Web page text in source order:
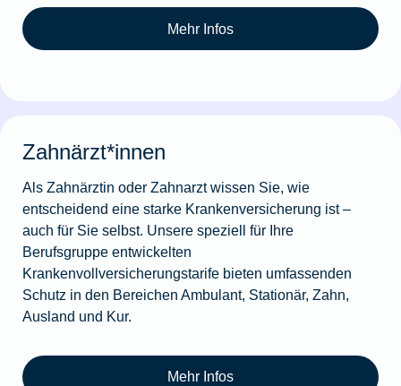
Mehr Infos
Zahnärzt*innen
Als Zahnärztin oder Zahnarzt wissen Sie, wie
entscheidend eine starke Krankenversicherung ist –
auch für Sie selbst. Unsere speziell für Ihre
Berufsgruppe entwickelten
Krankenvollversicherungstarife bieten umfassenden
Schutz in den Bereichen Ambulant, Stationär, Zahn,
Ausland und Kur.
Mehr Infos